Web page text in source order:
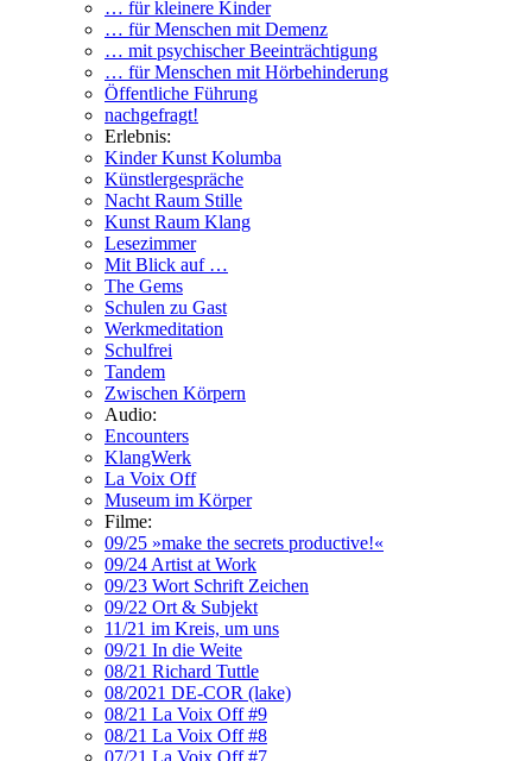
… für kleinere Kinder
… für Menschen mit Demenz
… mit psychischer Beeinträchtigung
… für Menschen mit Hörbehinderung
Öffentliche Führung
nachgefragt!
Erlebnis:
Kinder Kunst Kolumba
Künstlergespräche
Nacht Raum Stille
Kunst Raum Klang
Lesezimmer
Mit Blick auf …
The Gems
Schulen zu Gast
Werkmeditation
Schulfrei
Tandem
Zwischen Körpern
Audio:
Encounters
KlangWerk
La Voix Off
Museum im Körper
Filme:
09/25 »make the secrets productive!«
09/24 Artist at Work
09/23 Wort Schrift Zeichen
09/22 Ort & Subjekt
11/21 im Kreis, um uns
09/21 In die Weite
08/21 Richard Tuttle
08/2021 DE-COR (lake)
08/21 La Voix Off #9
08/21 La Voix Off #8
07/21 La Voix Off #7